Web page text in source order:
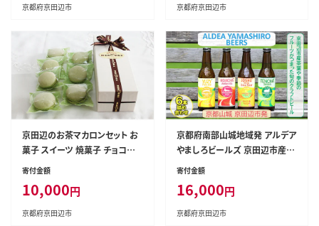
京都府京田辺市 京都府京田辺市
京田辺のお茶マカロンセット お
菓子 スイーツ 焼菓子 チョコレ
ート
寄付金額
10,000円
京都府京田辺市
京都府南部山城地域発 アルデア
やましろビールズ 京田辺市産茶
葉や季節のフルーツがつまった
わせ お酒 地ビール アルコール
ほうじ茶 緑茶 本場
寄付金額
16,000円
京都府京田辺市